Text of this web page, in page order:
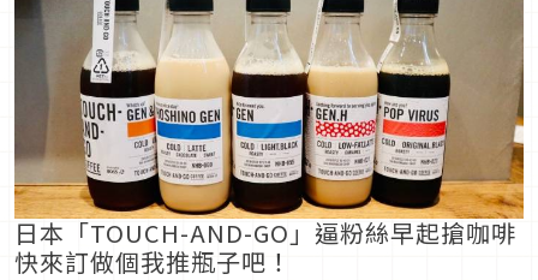
日本「TOUCH-AND-GO」逼粉絲早起搶咖啡
快來訂做個我推瓶子吧！